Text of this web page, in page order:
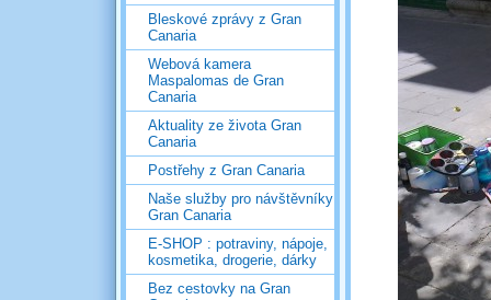
Bleskové zprávy z Gran
Canaria
Webová kamera
Maspalomas de Gran
Canaria
Aktuality ze života Gran
Canaria
Postřehy z Gran Canaria
Naše služby pro návštěvníky
Gran Canaria
E-SHOP : potraviny, nápoje,
kosmetika, drogerie, dárky
Bez cestovky na Gran